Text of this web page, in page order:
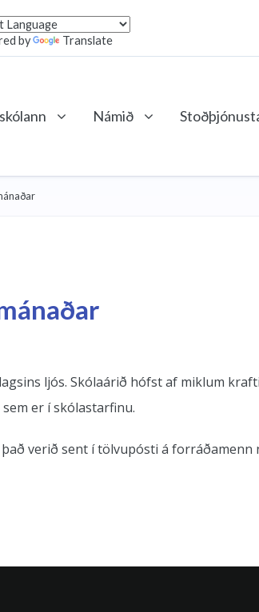
by
Translate
Námið
ljós. Skólaárið hófst af miklum
er í skólastarfinu.
verið sent í tölvupósti á forráðamenn